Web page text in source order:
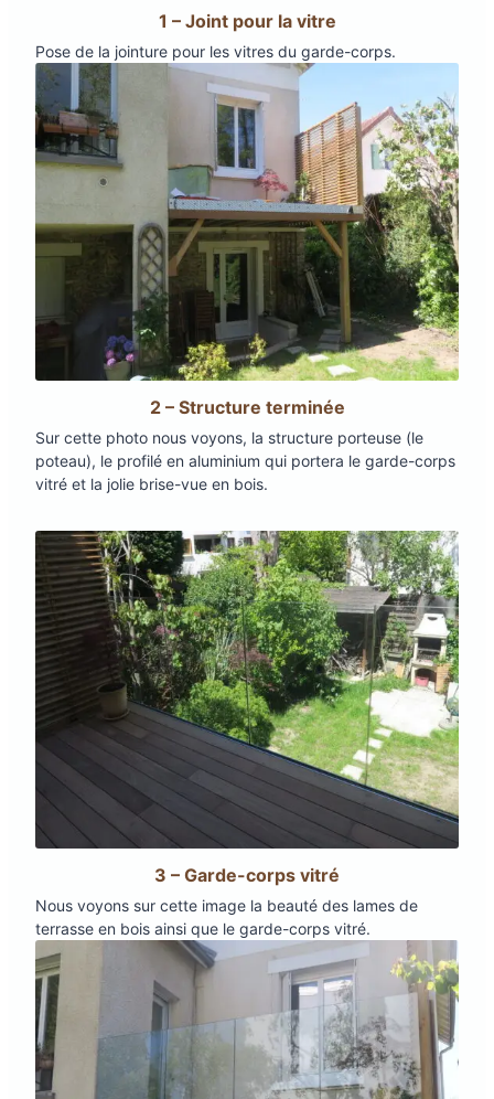
1 – Joint pour la vitre
Pose de la jointure pour les vitres du garde-corps.
2 – Structure terminée
Sur cette photo nous voyons, la structure porteuse (le
poteau), le profilé en aluminium qui portera le garde-corps
vitré et la jolie brise-vue en bois.
3 – Garde-corps vitré
Nous voyons sur cette image la beauté des lames de
terrasse en bois ainsi que le garde-corps vitré.